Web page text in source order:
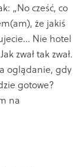
„No cześć, co
że jakiś
Nie hotel
zwał tak zwał.
oglądanie, gdy
gotowe?
na